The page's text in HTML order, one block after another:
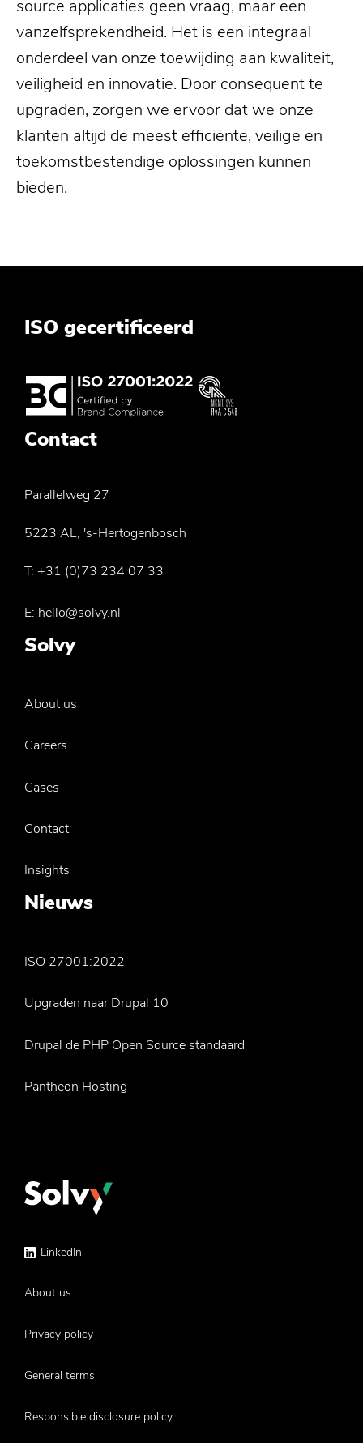
source applicaties geen vraag, maar een
vanzelfsprekendheid. Het is een integraal
onderdeel van onze toewijding aan kwaliteit,
veiligheid en innovatie. Door consequent te
upgraden, zorgen we ervoor dat we onze
klanten altijd de meest efficiënte, veilige en
toekomstbestendige oplossingen kunnen
bieden.
ISO gecertificeerd
Contact
Parallelweg 27
5223 AL, 's-Hertogenbosch
T: +31 (0)73 234 07 33
E: hello@solvy.nl
Solvy
About us
Careers
Cases
Contact
Insights
Nieuws
ISO 27001:2022
Upgraden naar Drupal 10
Drupal de PHP Open Source standaard
Pantheon Hosting
Service
LinkedIn
About us
Privacy policy
General terms
Responsible disclosure policy